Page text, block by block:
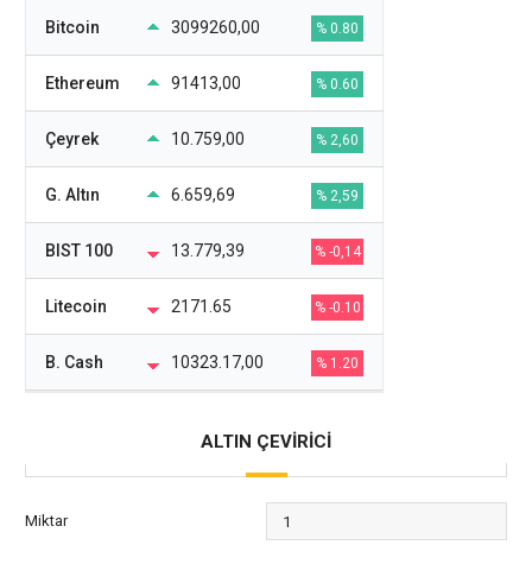
Bitcoin 3099260,00 % 0.80
Ethereum 91413,00 % 0.60
Çeyrek 10.759,00 % 2,60
G. Altın 6.659,69 % 2,59
BIST 100 13.779,39 % -0,14
Litecoin 2171.65 % -0.10
B. Cash 10323.17,00 % 1.20
ALTIN ÇEVİRİCİ
Miktar